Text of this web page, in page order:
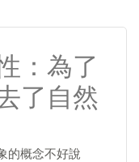
：為了
了自然
的概念不好說